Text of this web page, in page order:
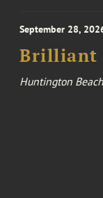
September 28,
Brilliant
Huntington Beach